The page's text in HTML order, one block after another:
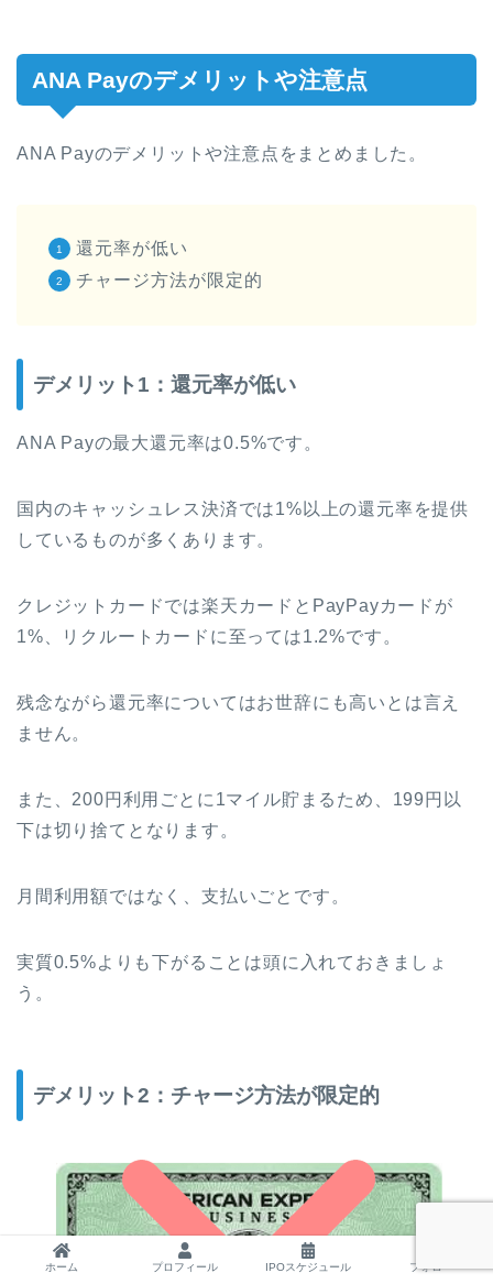
ANA Payのデメリットや注意点
ANA Payのデメリットや注意点をまとめました。
還元率が低い
チャージ方法が限定的
デメリット1：還元率が低い
ANA Payの最大還元率は0.5%です。
国内のキャッシュレス決済では1%以上の還元率を提供
しているものが多くあります。
クレジットカードでは楽天カードとPayPayカードが
1%、リクルートカードに至っては1.2%です。
残念ながら還元率についてはお世辞にも高いとは言え
ません。
また、200円利用ごとに1マイル貯まるため、199円以
下は切り捨てとなります。
月間利用額ではなく、支払いごとです。
実質0.5%よりも下がることは頭に入れておきましょ
う。
デメリット2：チャージ方法が限定的
ホーム プロフィール IPOスケジュール フォロー